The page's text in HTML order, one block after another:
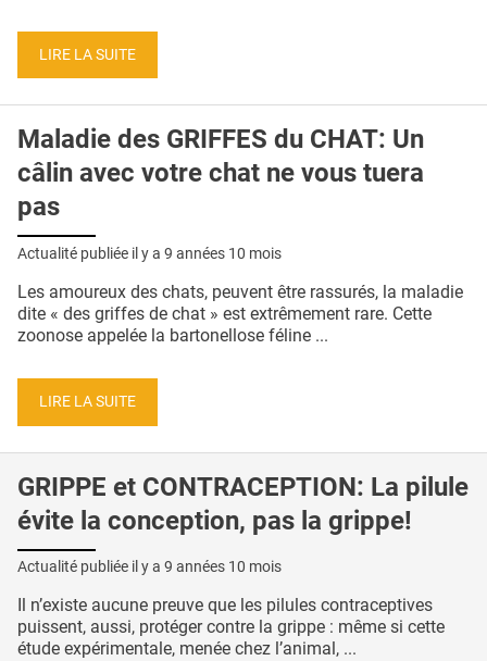
CONTACT
LIRE LA SUITE
Maladie des GRIFFES du CHAT: Un
câlin avec votre chat ne vous tuera
pas
Actualité publiée il y a 9 années 10 mois
Les amoureux des chats, peuvent être rassurés, la maladie
dite « des griffes de chat » est extrêmement rare. Cette
zoonose appelée la bartonellose féline ...
LIRE LA SUITE
GRIPPE et CONTRACEPTION: La pilule
évite la conception, pas la grippe!
Actualité publiée il y a 9 années 10 mois
Il n’existe aucune preuve que les pilules contraceptives
puissent, aussi, protéger contre la grippe : même si cette
étude expérimentale, menée chez l’animal, ...